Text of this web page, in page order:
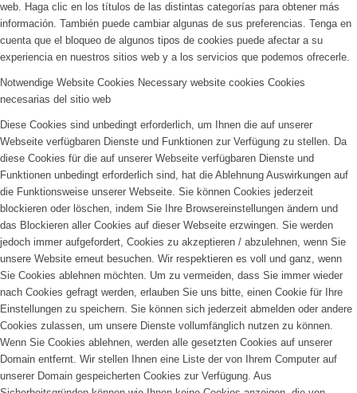
web. Haga clic en los títulos de las distintas categorías para obtener más
información. También puede cambiar algunas de sus preferencias. Tenga en
cuenta que el bloqueo de algunos tipos de cookies puede afectar a su
experiencia en nuestros sitios web y a los servicios que podemos ofrecerle.
Notwendige Website Cookies Necessary website cookies Cookies
necesarias del sitio web
Diese Cookies sind unbedingt erforderlich, um Ihnen die auf unserer
Webseite verfügbaren Dienste und Funktionen zur Verfügung zu stellen. Da
diese Cookies für die auf unserer Webseite verfügbaren Dienste und
Funktionen unbedingt erforderlich sind, hat die Ablehnung Auswirkungen auf
die Funktionsweise unserer Webseite. Sie können Cookies jederzeit
blockieren oder löschen, indem Sie Ihre Browsereinstellungen ändern und
das Blockieren aller Cookies auf dieser Webseite erzwingen. Sie werden
jedoch immer aufgefordert, Cookies zu akzeptieren / abzulehnen, wenn Sie
unsere Website erneut besuchen. Wir respektieren es voll und ganz, wenn
Sie Cookies ablehnen möchten. Um zu vermeiden, dass Sie immer wieder
nach Cookies gefragt werden, erlauben Sie uns bitte, einen Cookie für Ihre
Einstellungen zu speichern. Sie können sich jederzeit abmelden oder andere
Cookies zulassen, um unsere Dienste vollumfänglich nutzen zu können.
Wenn Sie Cookies ablehnen, werden alle gesetzten Cookies auf unserer
Domain entfernt. Wir stellen Ihnen eine Liste der von Ihrem Computer auf
unserer Domain gespeicherten Cookies zur Verfügung. Aus